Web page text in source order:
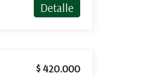
Detalle
$ 420.000